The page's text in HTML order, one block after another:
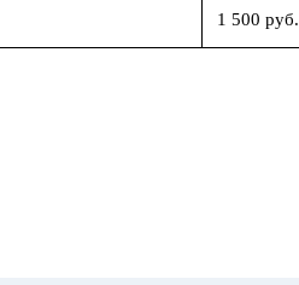
1 500 руб.